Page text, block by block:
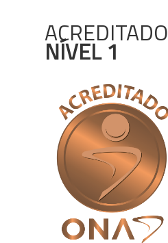
ACREDITADO
NÍVEL 1